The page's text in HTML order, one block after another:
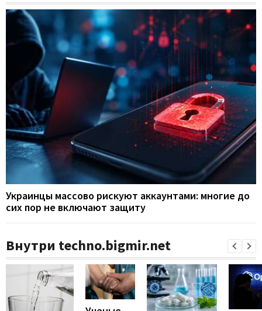
Украинцы массово рискуют аккаунтами: многие до
сих пор не включают защиту
Внутри techno.bigmir.net